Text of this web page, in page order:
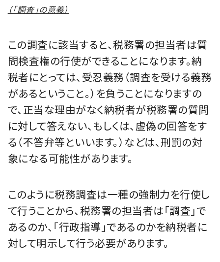
（「調査」の意義）
この調査に該当すると、税務署の担当者は質
問検査権の行使ができることになります。納
税者にとっては、受忍義務（調査を受ける義務
があるということ。）を負うことになりますの
で、正当な理由がなく納税者が税務署の質問
に対して答えない、もしくは、虚偽の回答をす
る（不答弁等といいます。）などは、刑罰の対
象になる可能性があります。
このように税務調査は一種の強制力を行使し
て行うことから、税務署の担当者は「調査」で
あるのか、「行政指導」であるのかを納税者に
対して明示して行う必要があります。